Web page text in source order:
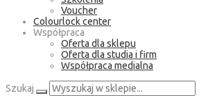
Voucher
Colourlock center
Współpraca
Oferta dla sklepu
Oferta dla studia i firm
Współpraca medialna
Szukaj